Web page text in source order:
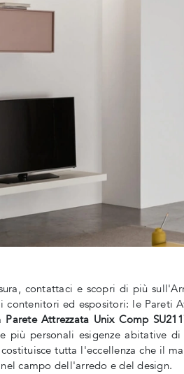
contattaci e scopri di più
ed espositori: le Pareti
Parete Attrezzata Unix Comp
personali esigenze abitative di
tutta l'eccellenza che il
campo dell'arredo e del design.